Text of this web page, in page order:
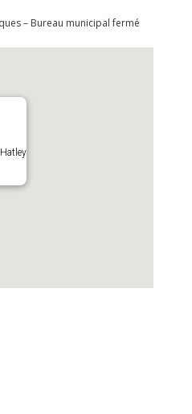
– Bureau municipal fermé